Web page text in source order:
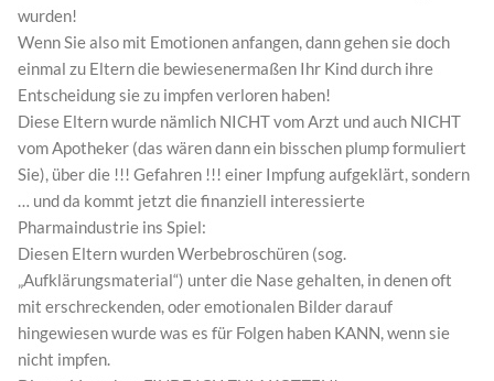
wurden!
Wenn Sie also mit Emotionen anfangen, dann gehen sie doch
einmal zu Eltern die bewiesenermaßen Ihr Kind durch ihre
Entscheidung sie zu impfen verloren haben!
Diese Eltern wurde nämlich NICHT vom Arzt und auch NICHT
vom Apotheker (das wären dann ein bisschen plump formuliert
Sie), über die !!! Gefahren !!! einer Impfung aufgeklärt, sondern
… und da kommt jetzt die finanziell interessierte
Pharmaindustrie ins Spiel:
Diesen Eltern wurden Werbebroschüren (sog.
„Aufklärungsmaterial“) unter die Nase gehalten, in denen oft
mit erschreckenden, oder emotionalen Bilder darauf
hingewiesen wurde was es für Folgen haben KANN, wenn sie
nicht impfen.